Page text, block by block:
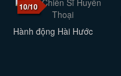
10/10
Hành động Hài Hước